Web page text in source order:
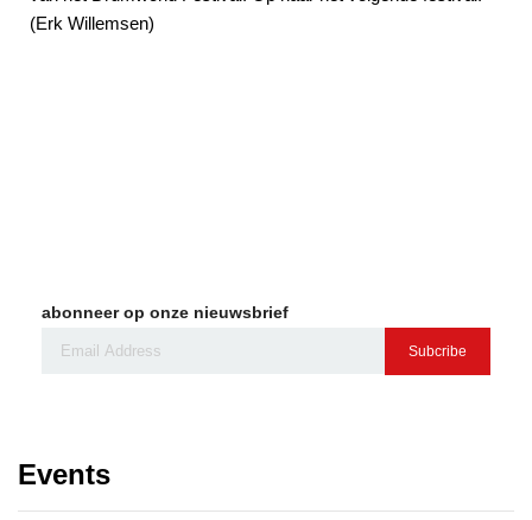
(Erk Willemsen)
abonneer op onze nieuwsbrief
Subcribe
Events